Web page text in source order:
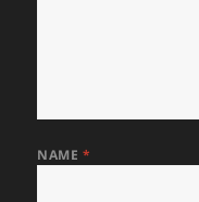
NAME *